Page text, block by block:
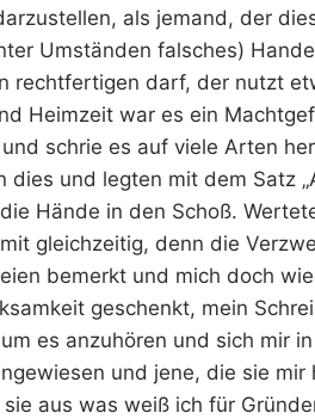
als jemand, der
Umständen falsches)
rechtfertigen darf, der nutzt
Heimzeit war es ein
schrie es auf viele Arten
dies und legten mit dem Satz
Hände in den Schoß.
gleichzeitig, denn die
bemerkt und mich doch
geschenkt, mein
es anzuhören und sich mir
und jene, die sie mir
aus was weiß ich für